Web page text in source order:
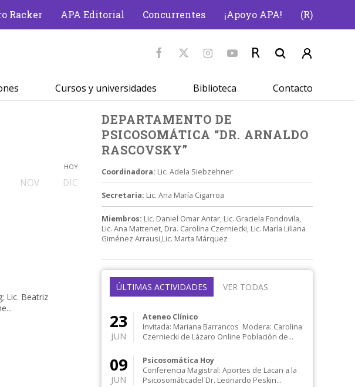
Racker APA Editorial Concurrentes ¡Apoyo APA! (R)
Cursos y universidades Biblioteca Contacto
HOY
NOV DIC
Lic. Beatriz
DEPARTAMENTO DE
PSICOSOMÁTICA “DR. ARNALDO
RASCOVSKY”
Coordinadora: Lic. Adela Siebzehner
Secretaria: Lic. Ana María Cigarroa
Miembros: Lic. Daniel Omar Antar, Lic. Graciela Fondovila,
Lic. Ana Mattenet, Dra. Carolina Czerniecki, Lic. María Liliana
Giménez Arrausi,Lic. Marta Márquez
ÚLTIMAS ACTIVIDADES VER TODAS
23
JUN
Ateneo Clínico
Invitada: Mariana Barrancos Modera: Carolina
Czerniecki de Lázaro Online Población de...
09
JUN
Psicosomática Hoy
Conferencia Magistral: Aportes de Lacan a la
Psicosomáticadel Dr. Leonardo Peskin